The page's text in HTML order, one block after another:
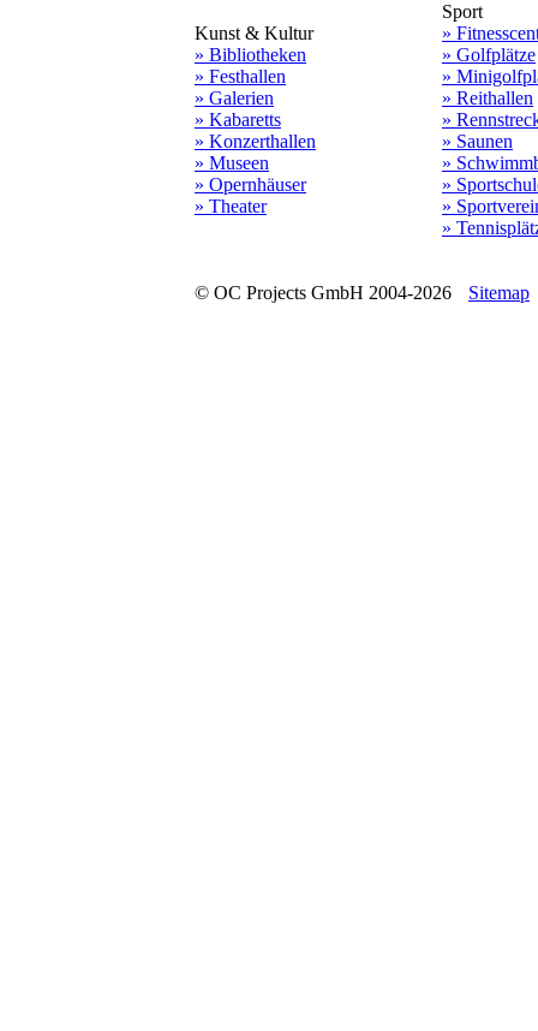
Kunst & Kultur
» Bibliotheken
» Festhallen
» Galerien
» Kabaretts
» Konzerthallen
» Museen
» Opernhäuser
» Theater
Sport
»
» Golfplätze
»
» Reithallen
»
» Saunen
»
»
»
»
© OC Projects GmbH 2004-2026 Sitemap